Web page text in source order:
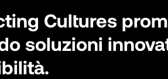
Cultures
soluzioni